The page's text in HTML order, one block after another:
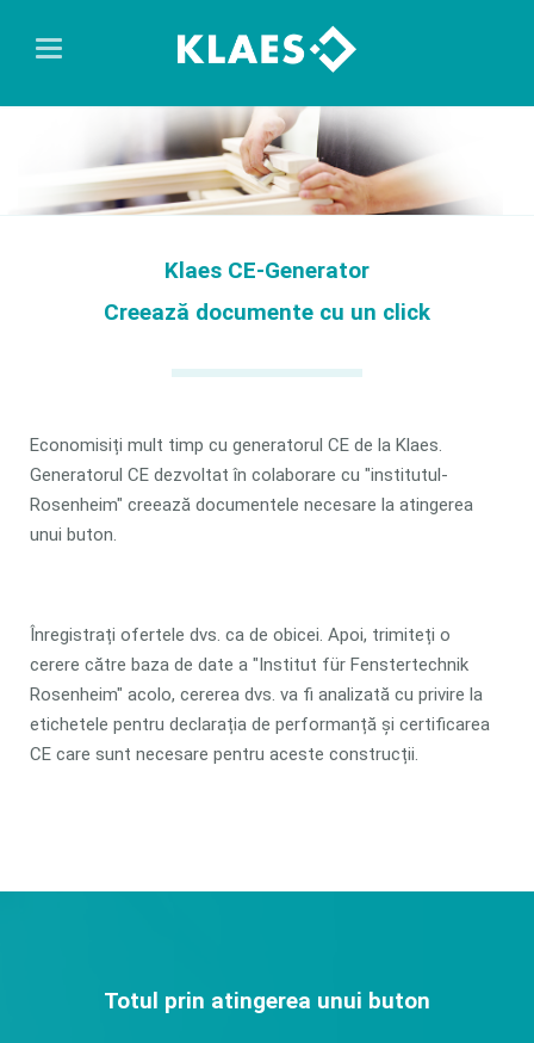
Klaes CE-Generator
Creează documente cu un click
Economisiți mult timp cu generatorul CE de la Klaes.
Generatorul CE dezvoltat în colaborare cu "institutul-
Rosenheim" creează documentele necesare la atingerea
unui buton.
Înregistrați ofertele dvs. ca de obicei. Apoi, trimiteți o
cerere către baza de date a "Institut für Fenstertechnik
Rosenheim" acolo, cererea dvs. va fi analizată cu privire la
etichetele pentru declarația de performanță și certificarea
CE care sunt necesare pentru aceste construcții.
Totul prin atingerea unui buton